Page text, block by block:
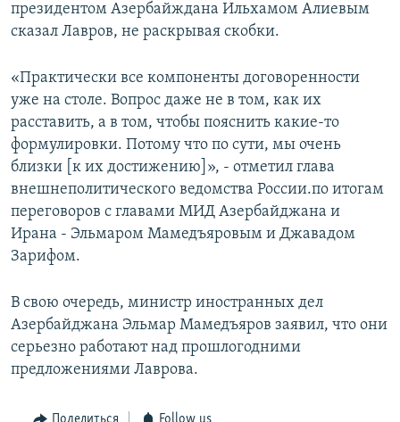
президентом Азербайждана Ильхамом Алиевым
сказал Лавров, не раскрывая скобки.
«Практически все компоненты договоренности
уже на столе. Вопрос даже не в том, как их
расставить, а в том, чтобы пояснить какие-то
формулировки. Потому что по сути, мы очень
близки [к их достижению]», - отметил глава
внешнеполитического ведомства России.по итогам
переговоров с главами МИД Азербайджана и
Ирана - Эльмаром Мамедъяровым и Джавадом
Зарифом.
В свою очередь, министр иностранных дел
Азербайджана Эльмар Мамедъяров заявил, что они
серьезно работают над прошлогодними
предложениями Лаврова.